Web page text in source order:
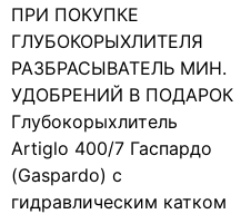
ПРИ ПОКУПКЕ
ГЛУБОКОРЫХЛИТЕЛЯ
РАЗБРАСЫВАТЕЛЬ МИН.
УДОБРЕНИЙ В ПОДАРОК
Глубокорыхлитель
Artiglo 400/7 Гаспардо
(Gaspardo) с
гидравлическим катком